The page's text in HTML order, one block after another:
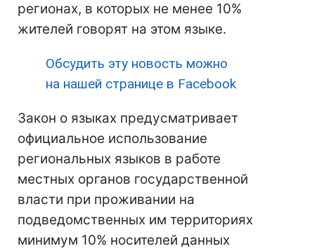
регионах, в которых не менее 10%
жителей говорят на этом языке.
Обсудить эту новость можно
на нашей странице в Facebook
Закон о языках предусматривает
официальное использование
региональных языков в работе
местных органов государственной
власти при проживании на
подведомственных им территориях
минимум 10% носителей данных